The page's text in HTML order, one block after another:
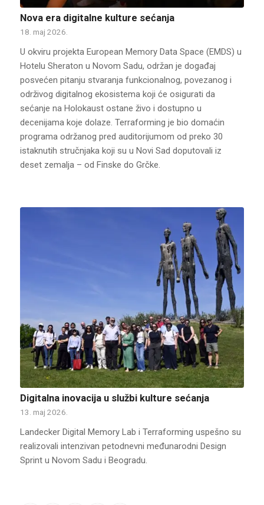
Nova era digitalne kulture sećanja
18. maj 2026.
U okviru projekta European Memory Data Space (EMDS) u
Hotelu Sheraton u Novom Sadu, održan je događaj
posvećen pitanju stvaranja funkcionalnog, povezanog i
održivog digitalnog ekosistema koji će osigurati da
sećanje na Holokaust ostane živo i dostupno u
decenijama koje dolaze. Terraforming je bio domaćin
programa održanog pred auditorijumom od preko 30
istaknutih stručnjaka koji su u Novi Sad doputovali iz
deset zemalja – od Finske do Grčke.
Digitalna inovacija u službi kulture sećanja
13. maj 2026.
Landecker Digital Memory Lab i Terraforming uspešno su
realizovali intenzivan petodnevni međunarodni Design
Sprint u Novom Sadu i Beogradu.